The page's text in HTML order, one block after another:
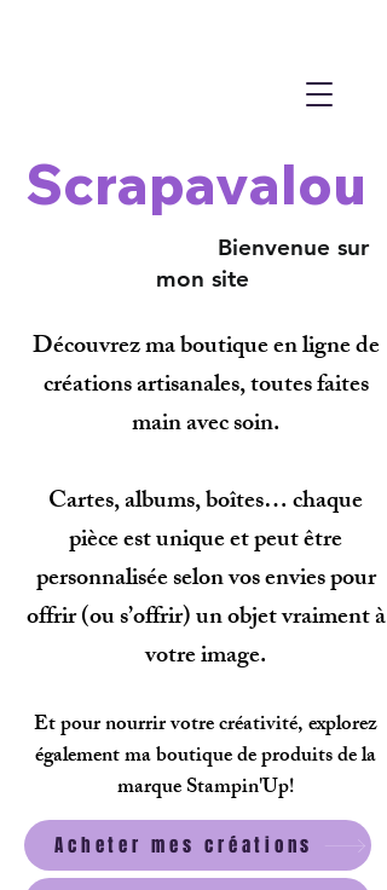
Scrapavalou
Bienvenue sur
mon site
Découvrez ma boutique en ligne de
créations artisanales, toutes faites
main avec soin.
Cartes, albums, boîtes… chaque
pièce est unique et peut être
personnalisée selon vos envies pour
offrir (ou s’offrir) un objet vraiment à
votre image.
Et pour nourrir votre créativité, explorez
également ma boutique de produits de la
marque Stampin'Up!
Acheter mes créations